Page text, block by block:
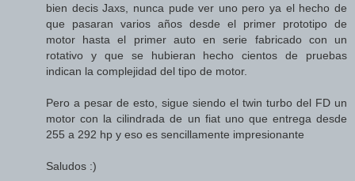
bien decis Jaxs, nunca pude ver uno pero ya el hecho de
que pasaran varios años desde el primer prototipo de
motor hasta el primer auto en serie fabricado con un
rotativo y que se hubieran hecho cientos de pruebas
indican la complejidad del tipo de motor.
Pero a pesar de esto, sigue siendo el twin turbo del FD un
motor con la cilindrada de un fiat uno que entrega desde
255 a 292 hp y eso es sencillamente impresionante
Saludos :)